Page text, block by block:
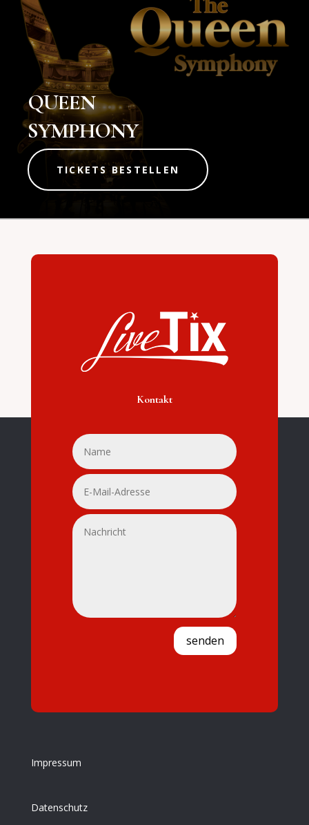
QUEEN
SYMPHONY
TICKETS BESTELLEN
Kontakt
senden
Impressum
Datenschutz